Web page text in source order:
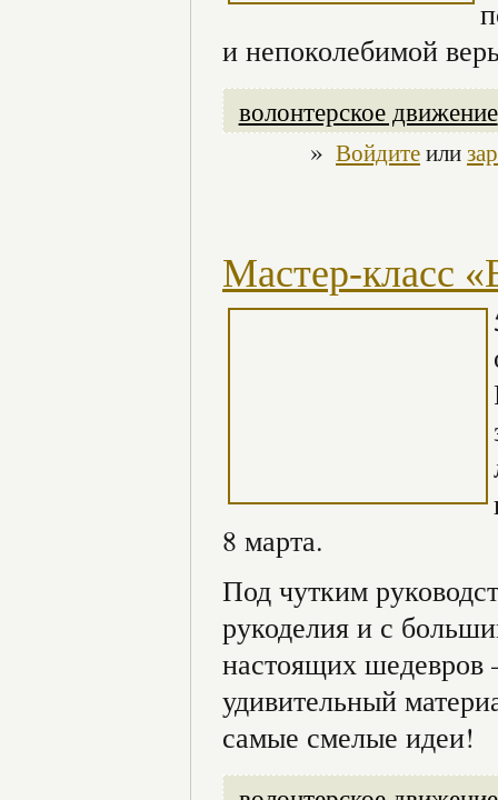
и непоколебимой
волонтерское движение
» Войдитеили
Мастер-класс
8 марта.
Под чутким
рукоделия и с
настоящих шедевров
удивительный
самые смелые идеи!